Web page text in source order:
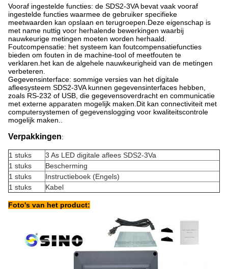
Vooraf ingestelde functies: de SDS2-3VA bevat vaak vooraf
ingestelde functies waarmee de gebruiker specifieke
meetwaarden kan opslaan en terugroepen.Deze eigenschap is
met name nuttig voor herhalende bewerkingen waarbij
nauwkeurige metingen moeten worden herhaald.
Foutcompensatie: het systeem kan foutcompensatiefuncties
bieden om fouten in de machine-tool of meetfouten te
verklaren.het kan de algehele nauwkeurigheid van de metingen
verbeteren.
Gegevensinterface: sommige versies van het digitale
afleesysteem SDS2-3VA kunnen gegevensinterfaces hebben,
zoals RS-232 of USB, die gegevensoverdracht en communicatie
met externe apparaten mogelijk maken.Dit kan connectiviteit met
computersystemen of gegevenslogging voor kwaliteitscontrole
mogelijk maken..
Verpakkingen:
1 stuks
3 As LED digitale aflees SDS2-3Va
1 stuks
Bescherming
1 stuks
Instructieboek (Engels)
1 stuks
Kabel
Foto's van het product: